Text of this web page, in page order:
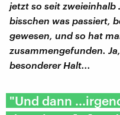
jetzt so seit zweieinhalb
bisschen was passiert,
gewesen, und so hat
zusammengefunden.
besonderer Halt...
"Und dann